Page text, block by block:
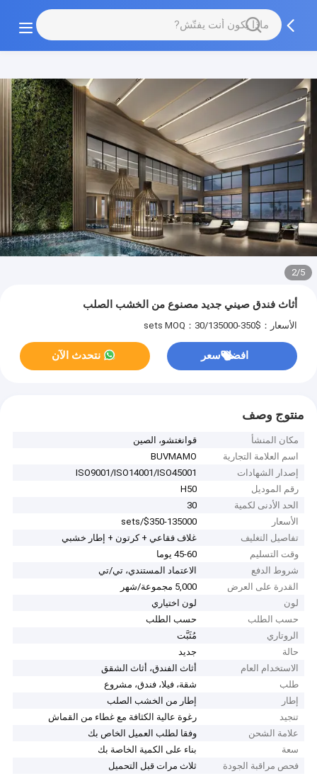
3/5
أثاث فندق صيني جديد مصنوع من الخشب الصلب
الأسعار：$350-135000/sets MOQ：30
افضل سعر نتحدث الآن
منتوج وصف
مكان المنشأ
قوانغتشو، الصين
اسم العلامة التجارية
BUVMAMO
إصدار الشهادات
ISO9001/ISO14001/ISO45001
رقم الموديل
H50
الحد الأدنى لكمية
30
الأسعار
$350-135000/sets
تفاصيل التغليف
غلاف فقاعي + كرتون + إطار خشبي
وقت التسليم
45-60 يوما
شروط الدفع
الاعتماد المستندي، تي/تي
القدرة على العرض
5,000 مجموعة/شهر
لون
لون اختياري
حسب الطلب
حسب الطلب
الروتاري
مُثَبَّت
حالة
جديد
الاستخدام العام
أثاث الفندق، أثاث الشقق
طلب
شقة، فيلا، فندق، مشروع
إطار
إطار من الخشب الصلب
تنجيد
رغوة عالية الكثافة مع غطاء من القماش
علامة الشحن
وفقا لطلب العميل الخاص بك
سعة
بناء على الكمية الخاصة بك
فحص مراقبة الجودة
ثلاث مرات قبل التحميل